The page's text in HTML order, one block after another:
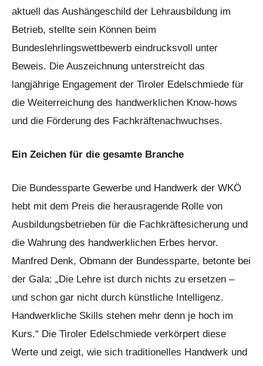
aktuell das Aushängeschild der Lehrausbildung im
Betrieb, stellte sein Können beim
Bundeslehrlingswettbewerb eindrucksvoll unter
Beweis. Die Auszeichnung unterstreicht das
langjährige Engagement der Tiroler Edelschmiede für
die Weiterreichung des handwerklichen Know-hows
und die Förderung des Fachkräftenachwuchses.
Ein Zeichen für die gesamte Branche
Die Bundessparte Gewerbe und Handwerk der WKÖ
hebt mit dem Preis die herausragende Rolle von
Ausbildungsbetrieben für die Fachkräftesicherung und
die Wahrung des handwerklichen Erbes hervor.
Manfred Denk, Obmann der Bundessparte, betonte bei
der Gala: „Die Lehre ist durch nichts zu ersetzen –
und schon gar nicht durch künstliche Intelligenz.
Handwerkliche Skills stehen mehr denn je hoch im
Kurs.“ Die Tiroler Edelschmiede verkörpert diese
Werte und zeigt, wie sich traditionelles Handwerk und